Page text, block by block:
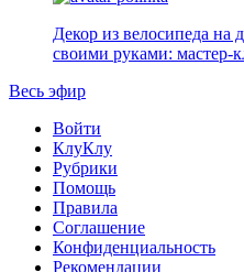
Декор из велосипеда на
своими руками: мастер-
Весь эфир
Войти
КлуКлу
Рубрики
Помощь
Правила
Соглашение
Конфиденциальность
Рекомендации